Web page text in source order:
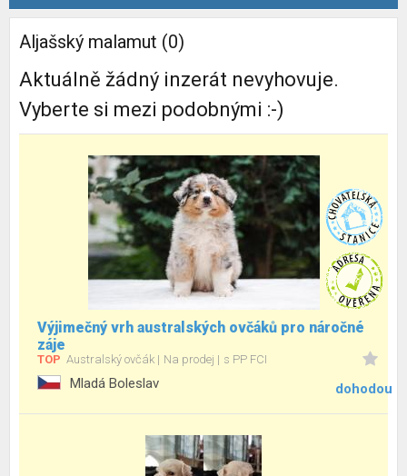
Aljašský malamut (0)
Aktuálně žádný inzerát nevyhovuje.
Vyberte si mezi podobnými :-)
Výjimečný vrh australských ovčáků pro náročné
záje
TOP Australský ovčák Na prodej s PP FCI
Mladá Boleslav dohodou